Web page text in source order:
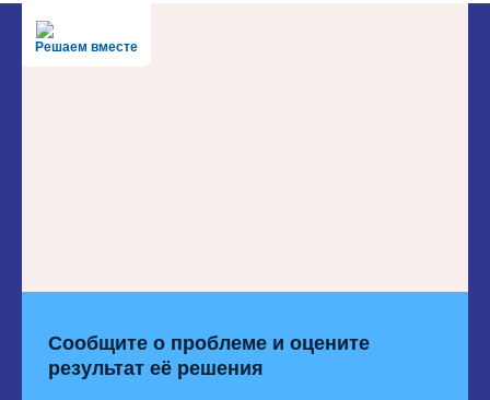
Решаем вместе
Сообщите о проблеме и оцените
результат её решения